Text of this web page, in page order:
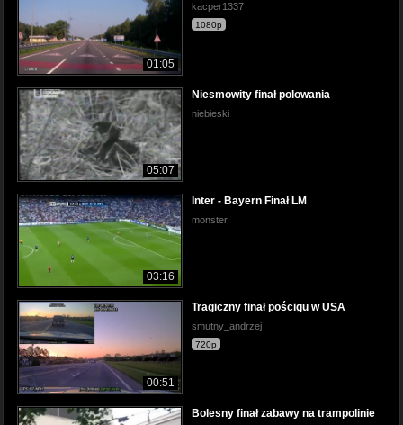
01:05
kacper1337
1080p
05:07
Niesmowity finał polowania
niebieski
03:16
Inter - Bayern Finał LM
monster
00:51
Tragiczny finał pościgu w USA
smutny_andrzej
720p
Bolesny finał zabawy na trampolinie